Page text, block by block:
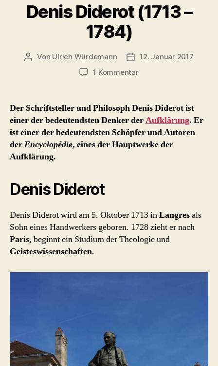
Denis Diderot (1713 –
1784)
Beitragsautor
Von Ulrich Würdemann Beitragsdatum
12. Januar 2017
1 Kommentarzu
(1713
1784)
Der Schriftsteller und Philosoph Denis Diderot ist
einer der bedeutendsten Denker derAufklärung. Er
ist einer der bedeutendsten Schöpfer und Autoren
derEncyclopédie, eines der Hauptwerke der
Aufklärung.
Denis Diderot
Denis Diderot wird am 5. Oktober 1713 inLangresals
Sohn eines Handwerkers geboren. 1728 zieht er nach
Paris, beginnt ein Studium der Theologie und
Geisteswissenschaften.